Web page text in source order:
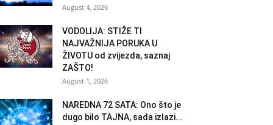
August 4, 2026
VODOLIJA: STIŽE TI
NAJVAŽNIJA PORUKA U
ŽIVOTU od zvijezda, saznaj
ZAŠTO!
August 1, 2026
NAREDNA 72 SATA: Ono što je
dugo bilo TAJNA, sada izlazi...